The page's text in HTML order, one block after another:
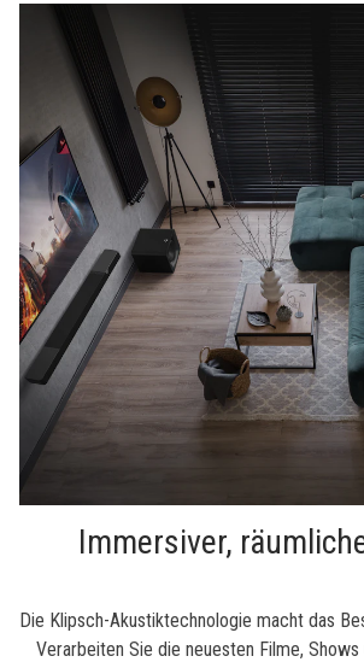
Immersiver,
Die Klipsch-Akustiktechnologie macht das
Verarbeiten Sie die neuesten Filme,